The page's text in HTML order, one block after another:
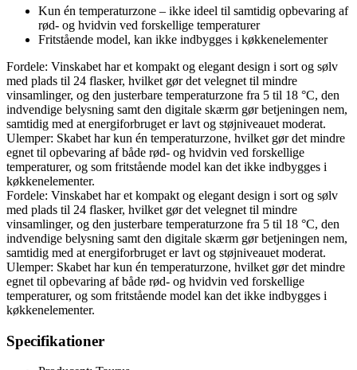
Kun én temperaturzone – ikke ideel til samtidig opbevaring af
rød- og hvidvin ved forskellige temperaturer
Fritstående model, kan ikke indbygges i køkkenelementer
Fordele: Vinskabet har et kompakt og elegant design i sort og sølv
med plads til 24 flasker, hvilket gør det velegnet til mindre
vinsamlinger, og den justerbare temperaturzone fra 5 til 18 °C, den
indvendige belysning samt den digitale skærm gør betjeningen nem,
samtidig med at energiforbruget er lavt og støjniveauet moderat.
Ulemper: Skabet har kun én temperaturzone, hvilket gør det mindre
egnet til opbevaring af både rød- og hvidvin ved forskellige
temperaturer, og som fritstående model kan det ikke indbygges i
køkkenelementer.
Fordele: Vinskabet har et kompakt og elegant design i sort og sølv
med plads til 24 flasker, hvilket gør det velegnet til mindre
vinsamlinger, og den justerbare temperaturzone fra 5 til 18 °C, den
indvendige belysning samt den digitale skærm gør betjeningen nem,
samtidig med at energiforbruget er lavt og støjniveauet moderat.
Ulemper: Skabet har kun én temperaturzone, hvilket gør det mindre
egnet til opbevaring af både rød- og hvidvin ved forskellige
temperaturer, og som fritstående model kan det ikke indbygges i
køkkenelementer.
Specifikationer